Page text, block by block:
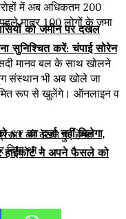
को जमीन पर दखल
सुनिश्चित करें: चंपाई सोरेन
ST का दर्जा नहीं मिलेगा,
हाईकोर्ट ने अपने फैसले को
में अब अधिकतम 200
मात्र 100 लोगों के जमा
मानव बल के साथ खोलने
संस्थान भी अब खोले जा
रूप से खुलेंगे। ऑनलाइन व
को देखते हुए हेमंत
था।